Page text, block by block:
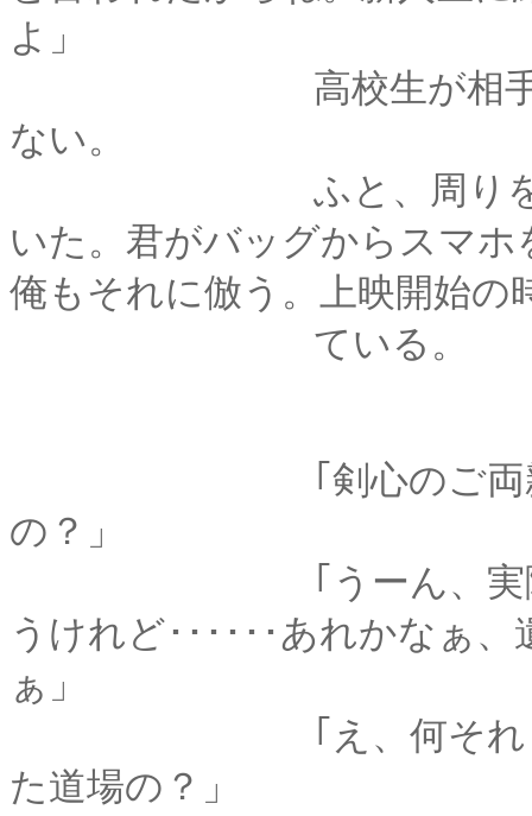
よ」
高校生が相手となる
ない。
ふと、周りを見ると
いた。君がバッグからスマ
俺もそれに倣う。上映開始の
ている。
｢剣心のご両親も、
の？」
｢うーん、実際の年
うけれど･･････あれかなぁ
ぁ」
｢え、何それ？流派
た道場の？」